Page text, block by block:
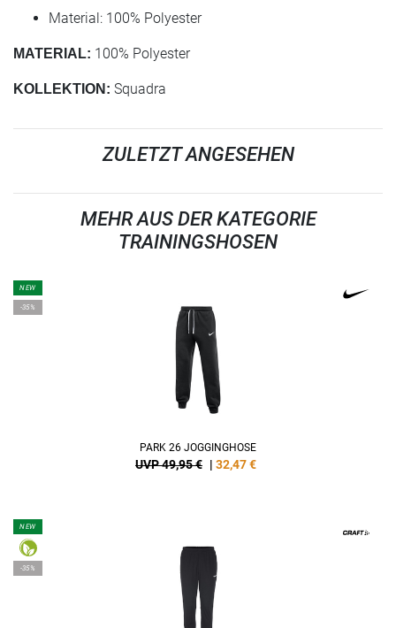
Material: 100% Polyester
MATERIAL: 100% Polyester
KOLLEKTION: Squadra
ZULETZT ANGESEHEN
MEHR AUS DER KATEGORIE
TRAININGSHOSEN
NEW
-35%
PARK 26 JOGGINGHOSE
UVP 49,95 € | 32,47€
NEW
-35%